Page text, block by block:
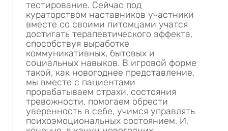
тестирование. Сейчас под
кураторством наставников участники
вместе со своими питомцами учатся
достигать терапевтического эффекта,
способствуя выработке
коммуникативных, бытовых и
социальных навыков. В игровой форме
такой, как новогоднее представление,
мы вместе с пациентами
прорабатываем страхи, состояния
тревожности, помогаем обрести
уверенность в себе, учимся управлять
психоэмоциональных состоянием. И,